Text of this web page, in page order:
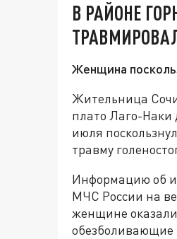
В РАЙОНЕ
Женщина
Жительница Сочи
плато Лаго-Наки
июля
травму
Информацию об
МЧС России на
женщине
обезболивающие